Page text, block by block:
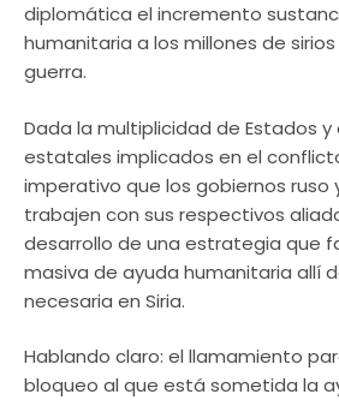
diplomática el incremento
humanitaria a los millones de
guerra.
Dada la multiplicidad de Estados
estatales implicados en el
imperativo que los gobiernos ruso
trabajen con sus respectivos
desarrollo de una estrategia que
masiva de ayuda humanitaria allí
necesaria en Siria.
Hablando claro: el llamamiento
bloqueo al que está sometida la